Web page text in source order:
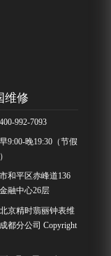
维修
992-7093
9:00-晚19:30（节假
和平区赤峰道136
融中心26层
京精时翡丽钟表维
都分公司 Copyright